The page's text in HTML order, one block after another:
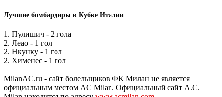
Лучшие бомбардиры в Кубке Италии
1. Пулишич - 2 гола
2. Леао - 1 гол
2. Нкунку - 1 гол
2. Хименес - 1 гол
MilanAC.ru - сайт болельщиков ФК Милан не является
официальным местом AC Milan. Официальный сайт A.C.